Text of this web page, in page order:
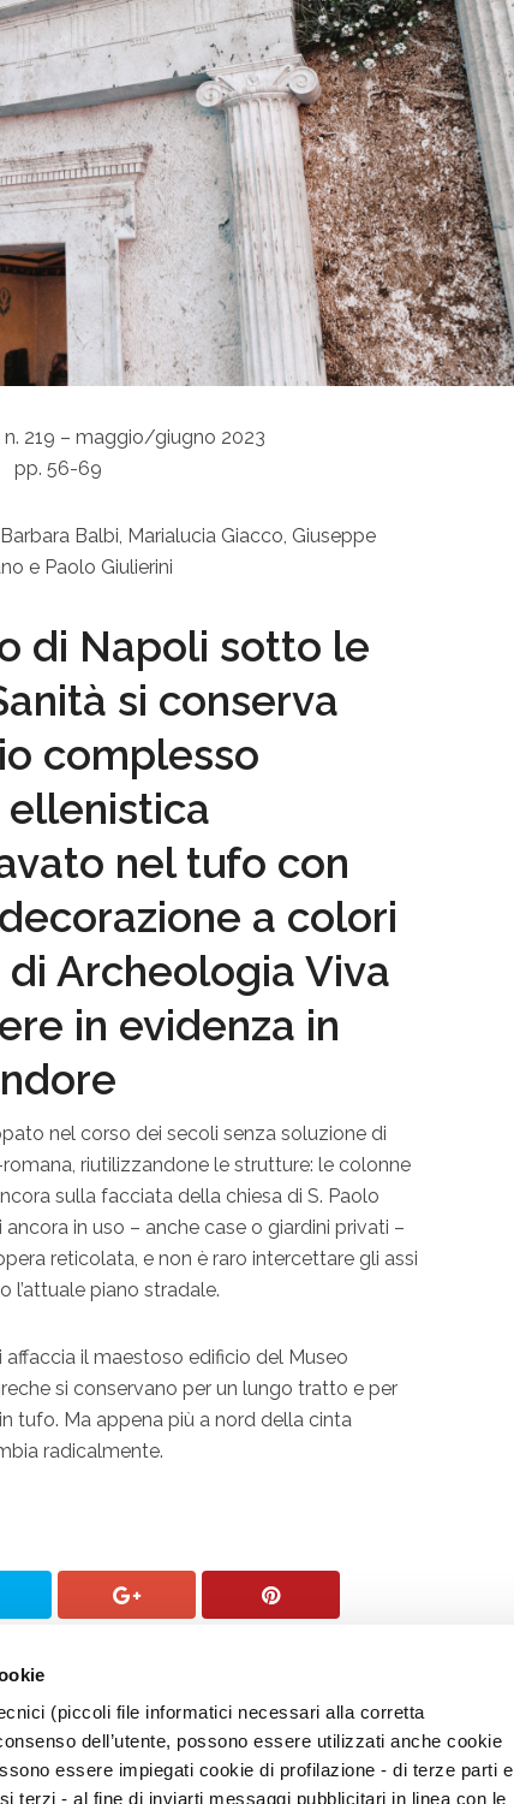
(piccoli file informatici necessari alla corretta
dell’utente, possono essere utilizzati anche cookie
essere impiegati cookie di profilazione - di terze parti e
terzi - al fine di inviarti messaggi pubblicitari in linea con le
219 – maggio/giugno 2023
pp. 56-69
Barbara Balbi, Marialucia Giacco Giuseppe
e Paolo Giulierini
di Napoli sotto le
si conserva
complesso
nel tufo con
a colori
Archeologia Viva
in evidenza in
nel corso dei secoli senza soluzione di
riutilizzandone le strutture: le colonne
sulla facciata della chiesa di S. Paolo
in uso – anche case o giardini privati –
reticolata, e non è raro intercettare gli assi
piano stradale.
affaccia il maestoso edificio del Museo
si conservano per un lungo tratto e per
tufo. Ma appena più a nord della cinta
radicalmente.